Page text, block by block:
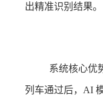
出精准识别结果。
系统核心优
列车通过后，AI